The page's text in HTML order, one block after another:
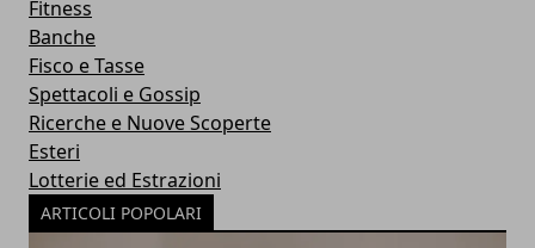
Fitness
Banche
Fisco e Tasse
Spettacoli e Gossip
Ricerche e Nuove Scoperte
Esteri
Lotterie ed Estrazioni
ARTICOLI POPOLARI